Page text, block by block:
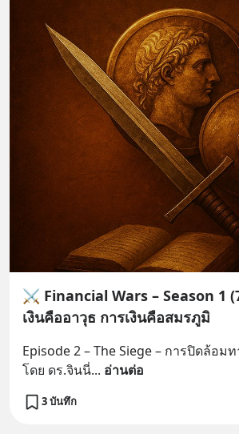
⚔️ Financial Wars – Season 1
เงินคืออาวุธ การเงินคือสมรภูมิ
Episode 2 – The Siege – การปิดล้อมท
โดย ดร.จินนี่... อ่านต่อ
3 บันทึก